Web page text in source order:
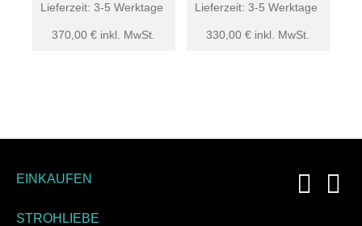
370,00 € inkl. MwSt.
Lieferzeit: 3-5 Werktage
330,00€ inkl. MwSt.
Lieferzeit:3-5 Werktage
EINKAUFEN
STROHLIEBE